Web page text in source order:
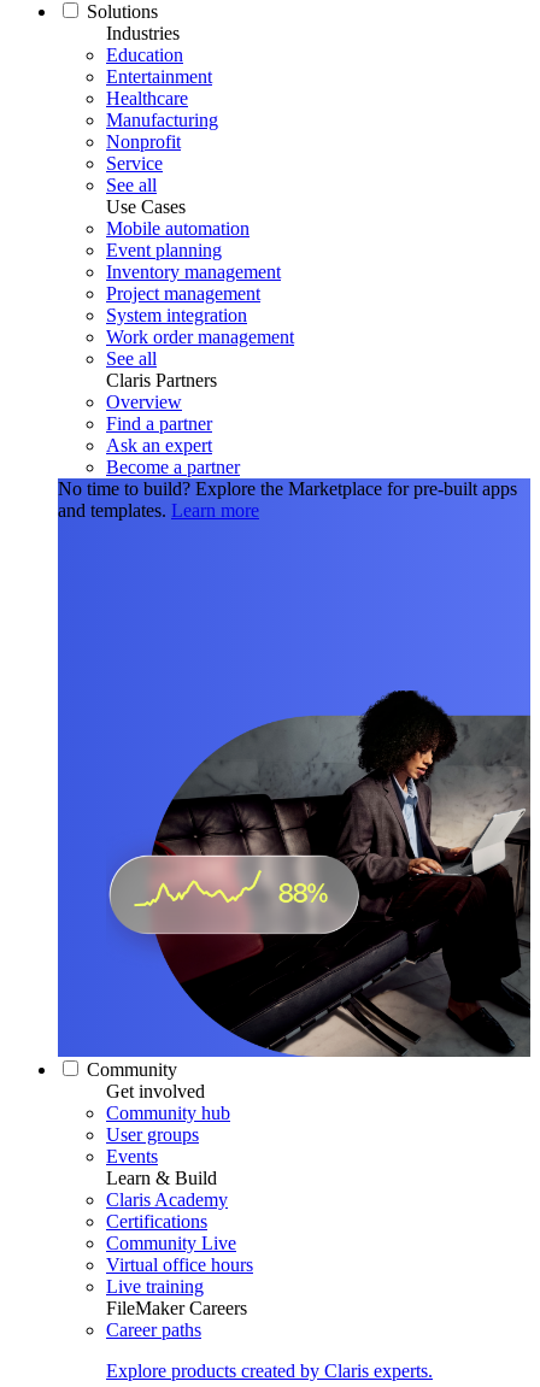
Solutions
Industries
Education
Entertainment
Healthcare
Manufacturing
Nonprofit
Service
See all
Use Cases
Mobile automation
Event planning
Inventory management
Project management
System integration
Work order management
See all
Claris Partners
Overview
Find a partner
Ask an expert
Become a partner
No time to build? Explore the Marketplace for pre-built apps
and templates. Learn more
Community
Get involved
Community hub
User groups
Events
Learn & Build
Claris Academy
Certifications
Community Live
Virtual office hours
Live training
FileMaker Careers
Career paths
Explore products created by Claris experts.